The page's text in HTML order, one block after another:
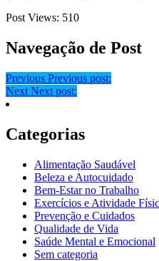
Post Views: 510
Navegação de Post
Previous Previous post:
Next Next post:
Categorias
Alimentação Saudável
Beleza e Autocuidado
Bem-Estar no Trabalho
Exercícios e Atividade
Prevenção e Cuidados
Qualidade de Vida
Saúde Mental e Emocional
Sem categoria